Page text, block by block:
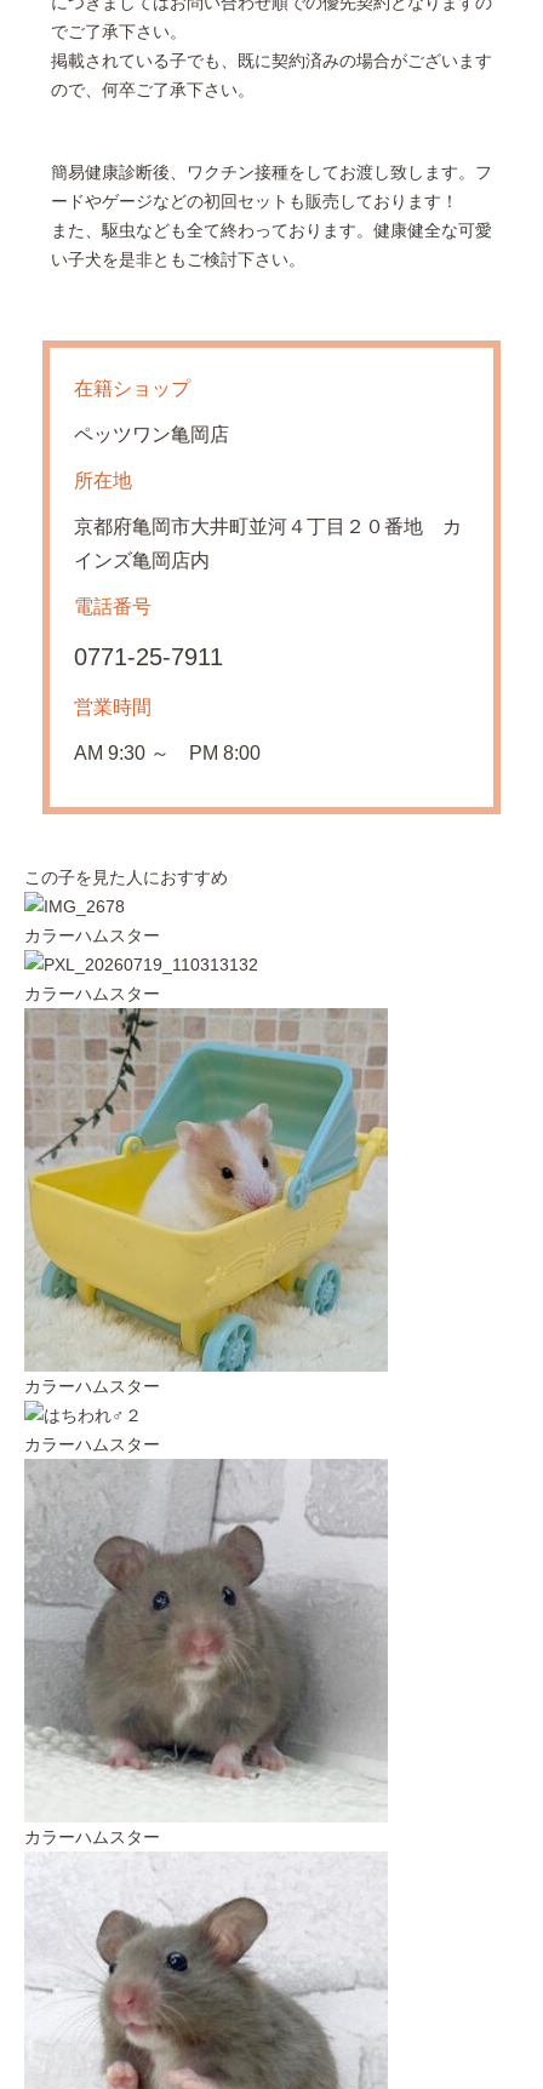
でご了承下さい。
掲載されている子でも、既に契約済みの場合がございます
ので、何卒ご了承下さい。
簡易健康診断後、ワクチン接種をしてお渡し致します。フ
ードやゲージなどの初回セットも販売しております！
また、駆虫なども全て終わっております。健康健全な可愛
い子犬を是非ともご検討下さい。
在籍ショップ
ペッツワン亀岡店
所在地
京都府亀岡市大井町並河４丁目２０番地 カ
インズ亀岡店内
電話番号
0771-25-7911
営業時間
AM 9:30 ～ PM 8:00
この子を見た人におすすめ
カラーハムスター
カラーハムスター
カラーハムスター
カラーハムスター
カラーハムスター